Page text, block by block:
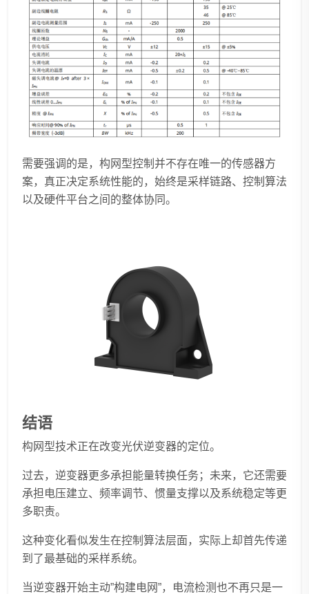
需要强调的是，构网型控制并不存在唯一的传感器方
案，真正决定系统性能的，始终是采样链路、控制算法
以及硬件平台之间的整体协同。
结语
构网型技术正在改变光伏逆变器的定位。
过去，逆变器更多承担能量转换任务；未来，它还需要
承担电压建立、频率调节、惯量支撑以及系统稳定等更
多职责。
这种变化看似发生在控制算法层面，实际上却首先传递
到了最基础的采样系统。
当逆变器开始主动”构建电网”，电流检测也不再只是一